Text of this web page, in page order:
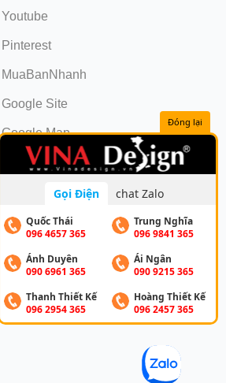
Youtube
Pinterest
MuaBanNhanh
Google Site
Google Map
Đóng lại
Gọi Điện chat Zalo
Quốc Thái
096 4657 365
Trung Nghĩa
096 9841 365
Ánh Duyên
090 6961 365
Ái Ngân
090 9215 365
Thanh Thiết Kế
096 2954 365
Hoàng Thiết Kế
096 2457 365